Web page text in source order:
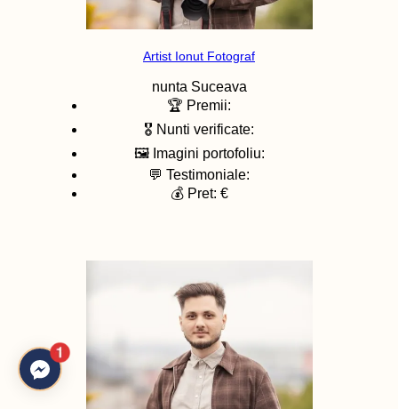
Artist Ionut Fotograf
nunta Suceava
🏆 Premii:
🎖️ Nunti verificate:
🖼️ Imagini portofoliu:
💬 Testimoniale:
💰 Pret: €